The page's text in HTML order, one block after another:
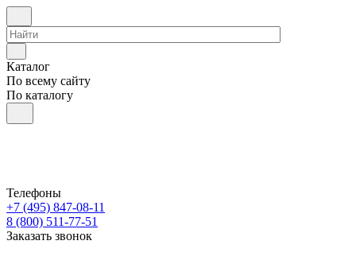
Каталог
По всему сайту
По каталогу
Телефоны
+7 (495) 847-08-11
8 (800) 511-77-51
Заказать звонок